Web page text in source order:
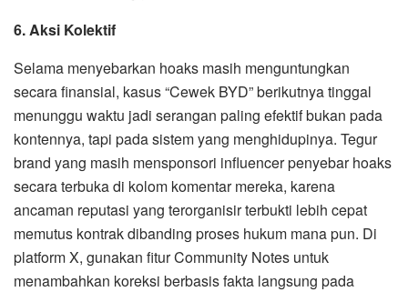
6. Aksi Kolektif
Selama menyebarkan hoaks masih menguntungkan
secara finansial, kasus “Cewek BYD” berikutnya tinggal
menunggu waktu jadi serangan paling efektif bukan pada
kontennya, tapi pada sistem yang menghidupinya. Tegur
brand yang masih mensponsori influencer penyebar hoaks
secara terbuka di kolom komentar mereka, karena
ancaman reputasi yang terorganisir terbukti lebih cepat
memutus kontrak dibanding proses hukum mana pun. Di
platform X, gunakan fitur Community Notes untuk
menambahkan koreksi berbasis fakta langsung pada